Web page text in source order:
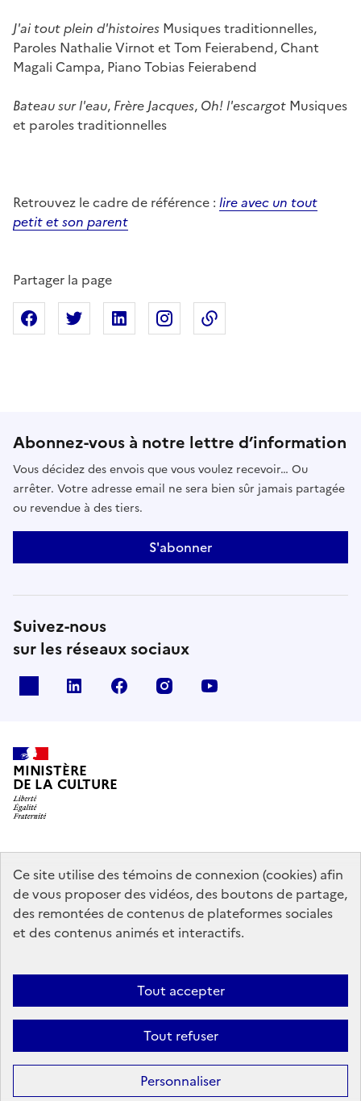
Ce site utilise des témoins de connexion (cookies) afin
de vous proposer des vidéos, des boutons de partage,
des remontées de contenus de plateformes sociales
et des contenus animés et interactifs.
Tout accepter
Tout refuser
Personnaliser
J'ai tout plein d'histoires Musiques traditionnelles,
Paroles Nathalie Virnot et Tom Feierabend, Chant
Magali Campa, Piano Tobias Feierabend
Bateau sur l'eau, Frère Jacques, Oh! l'escargot Musiques
et paroles traditionnelles
Retrouvez le cadre de référence : lire avec un tout
petit et son parent
Partager la page
Partager sur Facebook
Partager sur XPartager sur Linkedin
Partager sur Instagram
Abonnez-vous à notre lettre d’information
Vous décidez des envois que vous voulez recevoir… Ou
arrêter. Votre adresse email ne sera bien sûr jamais partagée
ou revendue à des tiers.
S'abonner
Suivez-nous
sur les réseaux sociaux
linkedin facebook instagram
MINISTÈRE
DE LA CULTURE
data.gouv.fr legifrance.gouv.fr
info.gouv.fr
service-public.gouv.fr
Contact Mentions légales
Accessibilité : partiellement conforme
Politique générale de protection des données
des témoins de connexion (cookies)
Plan du site
Sauf mention contraire, tous les contenus de ce site sont sous